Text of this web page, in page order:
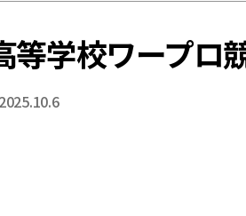
等学校ワープロ
2025.10.6